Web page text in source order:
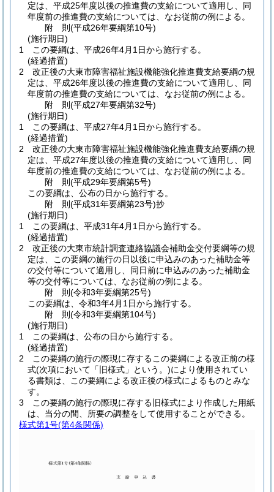
定は、平成25年度以後の推進費の支給について適用し、同
年度前の推進費の支給については、なお従前の例による。
附 則(平成26年要綱第10号)
(施行期日)
1
この要綱は、平成26年4月1日から施行する。
(経過措置)
2
改正後の大東市障害福祉施設機能強化推進費支給要綱の規
定は、平成26年度以後の推進費の支給について適用し、同
年度前の推進費の支給については、なお従前の例による。
附 則(平成27年要綱第32号)
(施行期日)
1
この要綱は、平成27年4月1日から施行する。
(経過措置)
2
改正後の大東市障害福祉施設機能強化推進費支給要綱の規
定は、平成27年度以後の推進費の支給について適用し、同
年度前の推進費の支給については、なお従前の例による。
附 則(平成29年要綱第5号)
この要綱は、公布の日から施行する。
附 則(平成31年要綱第23号)抄
(施行期日)
1
この要綱は、平成31年4月1日から施行する。
(経過措置)
2
改正後の大東市統計調査連絡協議会補助金交付要綱等の規
定は、この要綱の施行の日以後に申込みのあった補助金等
の交付等について適用し、同日前に申込みのあった補助金
等の交付等については、なお従前の例による。
附 則(令和3年要綱第25号)
この要綱は、令和3年4月1日から施行する。
附 則(令和3年要綱第104号)
(施行期日)
1
この要綱は、公布の日から施行する。
(経過措置)
2
この要綱の施行の際現に存するこの要綱による改正前の様
式(次項において「旧様式」という。)により使用されてい
る書類は、この要綱による改正後の様式によるものとみな
す。
3
この要綱の施行の際現に存する旧様式により作成した用紙
は、当分の間、所要の調整をして使用することができる。
様式第1号(第4条関係)